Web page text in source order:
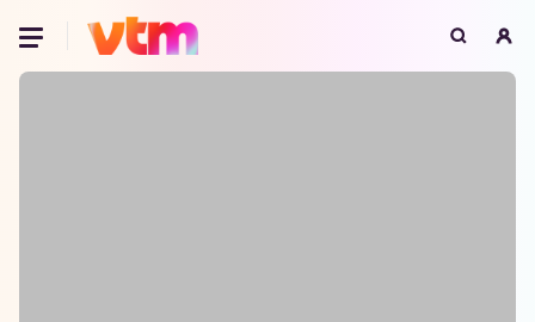
Oeps, browser niet ondersteund